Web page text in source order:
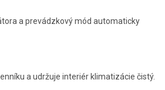
a prevádzkový mód automaticky
a udržuje interiér klimatizácie čistý.